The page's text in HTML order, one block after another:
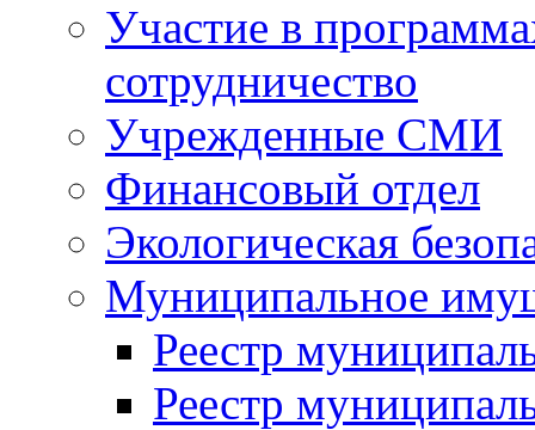
Участие в
сотрудничество
Учрежденные СМИ
Финансовый отдел
Экологическая
Муниципальное
Реестр
Реестр